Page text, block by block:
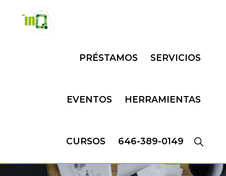
PRÉSTAMOS SERVICIOS
EVENTOS HERRAMIENTAS
CURSOS 646-389-0149